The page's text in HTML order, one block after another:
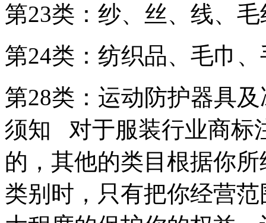
第23类：纱、丝、线、
第24类：纺织品、毛巾
第28类：运动防护器具
须知 对于服装行业商标
的，其他的类目根据你
类别时，只有把你经营